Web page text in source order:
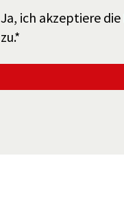
Ja, ich akzeptiere die
zu.*